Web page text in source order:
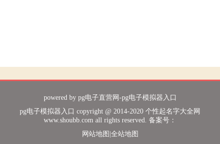
powered by pg电子直营网-pg电子模拟器入口
pg电子模拟器入口 copyright @ 2014-2020 个性起名字大全网
www.shoubb.com all rights reserved. 备案号：
网站地图 全站地图